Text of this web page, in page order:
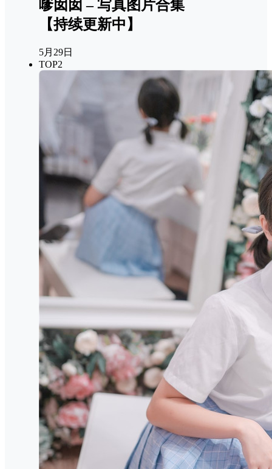
嗲囡囡 – 写真图片合集
【持续更新中】
5月29日
TOP2